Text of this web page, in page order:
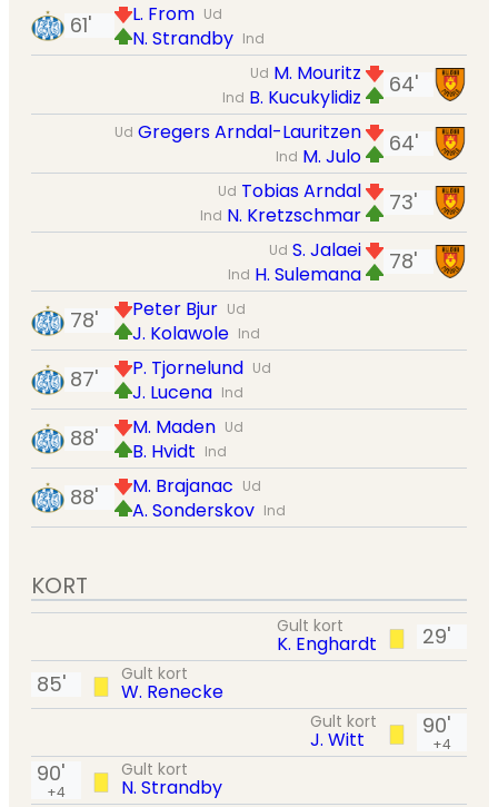
Ud
L. From
Ind
N. Strandby
61'
64'
Ud M. Mouritz
Ind B. Kucukylidiz
64'
Ud Gregers Arndal-Lauritzen
Ind M. Julo
73'
Ud Tobias Arndal
Ind N. Kretzschmar
78'
Ud S. Jalaei
Ind H. Sulemana
Ud
Peter Bjur
Ind
J. Kolawole
78'
Ud
P. Tjornelund
Ind
J. Lucena
87'
Ud
M. Maden
Ind
B. Hvidt
88'
Ud
M. Brajanac
Ind
A. Sonderskov
88'
KORT
29'
Gult kort
K. Enghardt
Gult kort
W. Renecke
85'
90'
+4
Gult kort
J. Witt
Gult kort
N. Strandby
90'
+4